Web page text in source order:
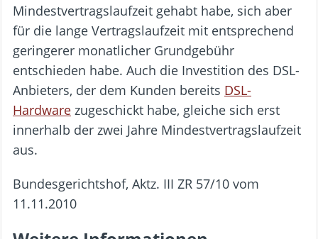
Mindestvertragslaufzeit gehabt habe, sich aber
für die lange Vertragslaufzeit mit entsprechend
geringerer monatlicher Grundgebühr
entschieden habe. Auch die Investition des DSL-
Anbieters, der dem Kunden bereits DSL-
Hardware zugeschickt habe, gleiche sich erst
innerhalb der zwei Jahre Mindestvertragslaufzeit
aus.
Bundesgerichtshof, Aktz. III ZR 57/10 vom
11.11.2010